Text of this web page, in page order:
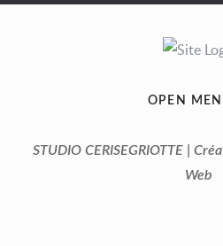
OPEN
STUDIO CERISEGRIOTTE |
Web